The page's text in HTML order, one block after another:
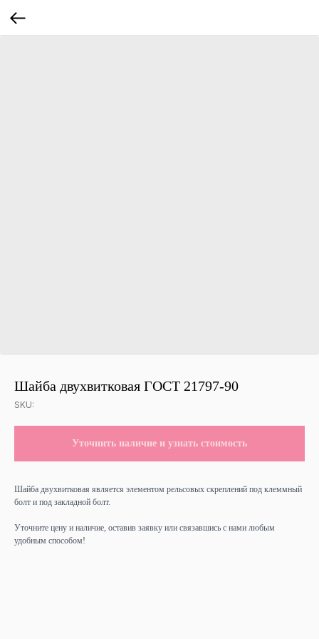
Шайба двухвитковая ГОСТ 21797-90
SKU:
Уточнить наличие и узнать стоимость
Шайба двухвитковая является элементом рельсовых скреплений под клеммный
болт и под закладной болт.
Уточните цену и наличие, оставив заявку или связавшись с нами любым
удобным способом!